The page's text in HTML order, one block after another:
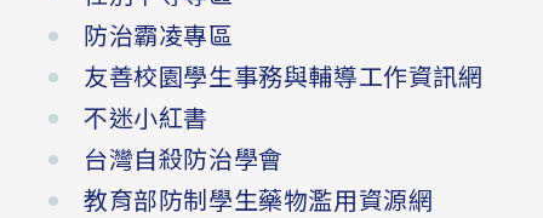
防治霸凌專區
友善校園學生事務與輔導工作資訊網
不迷小紅書
台灣自殺防治學會
教育部防制學生藥物濫用資源網